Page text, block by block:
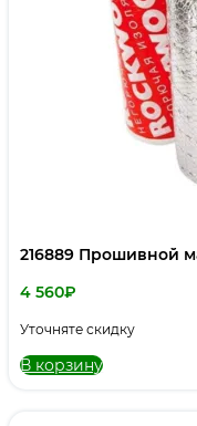
216889 Прошивной
4 560₽
Уточняте скидку
В корзину